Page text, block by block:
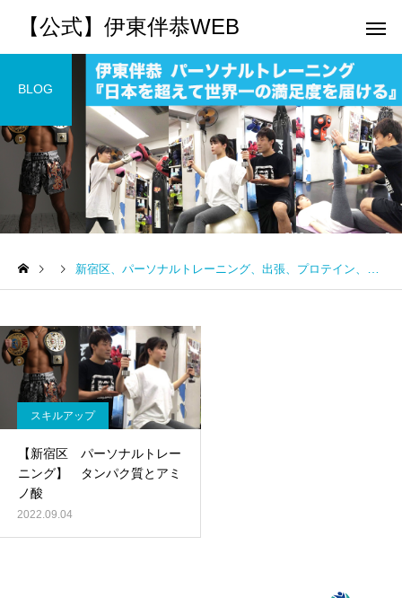
【公式】伊東伴恭WEB
トレーナーとして 個別トレー
パーソナルトレーニ
ング
キックボクシングで本当に
が消費カロリーと週の回数
で答えます
パーソナルトレーニ
ング
パーソナルトレーナー
BLOG
新宿区、パーソナルトレーニング、出張、プロテイン、アミノ酸、EAA、BCAA、HMB、キックボクシング、ボディメイク、筋トレ、
スキルアップ
【新宿区 パーソナルトレー
ニング】 タンパク質とアミ
ノ酸
2022.09.04